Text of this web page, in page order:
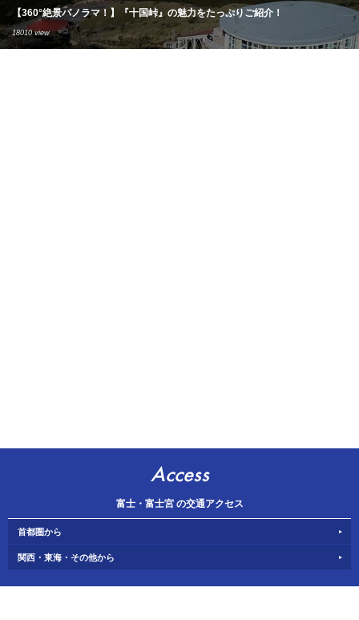
【360°絶景パノラマ！】『十国峠』の魅力をたっぷりご紹介！
18010 view
Access
富士・富士宮 の交通アクセス
首都圏から
関西・東海・その他から